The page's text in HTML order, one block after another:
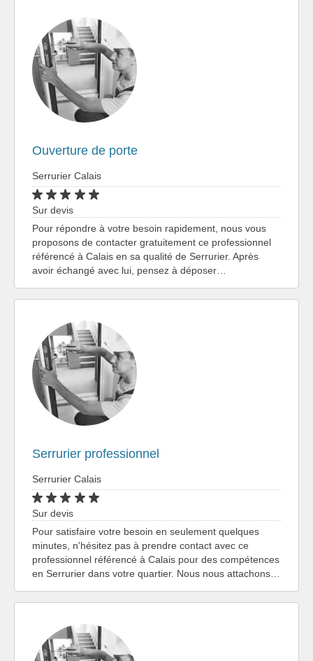
Ouverture de porte
Serrurier Calais
Sur devis
Pour répondre à votre besoin rapidement, nous vous
proposons de contacter gratuitement ce professionnel
référencé à Calais en sa qualité de Serrurier. Après
avoir échangé avec lui, pensez à déposer…
Serrurier professionnel
Serrurier Calais
Sur devis
Pour satisfaire votre besoin en seulement quelques
minutes, n'hésitez pas à prendre contact avec ce
professionnel référencé à Calais pour des compétences
en Serrurier dans votre quartier. Nous nous attachons…